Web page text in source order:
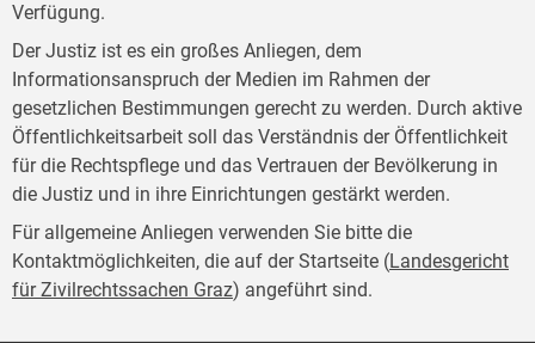
Verfügung.
Der Justiz ist es ein großes Anliegen, dem
Informationsanspruch der Medien im Rahmen der
gesetzlichen Bestimmungen gerecht zu werden. Durch aktive
Öffentlichkeitsarbeit soll das Verständnis der Öffentlichkeit
für die Rechtspflege und das Vertrauen der Bevölkerung in
die Justiz und in ihre Einrichtungen gestärkt werden.
Für allgemeine Anliegen verwenden Sie bitte die
Kontaktmöglichkeiten, die auf der Startseite (Landesgericht
für Zivilrechtssachen Graz) angeführt sind.